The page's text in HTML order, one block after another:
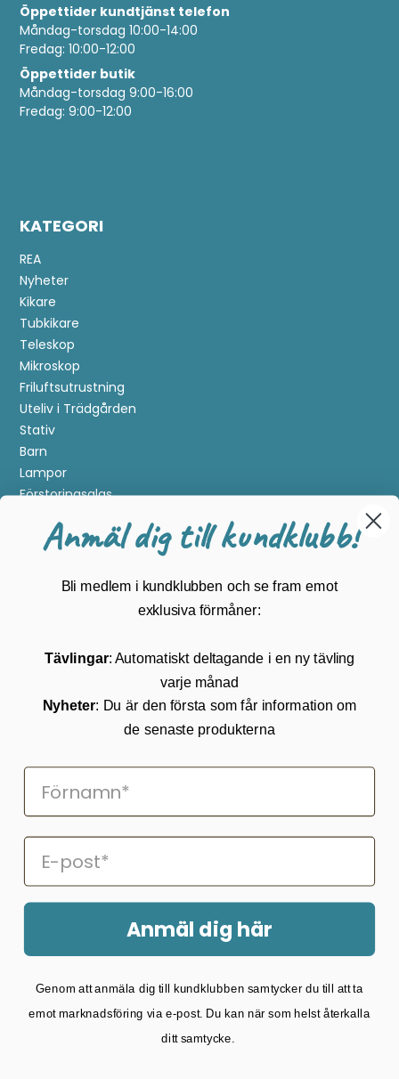
Öppettider kundtjänst telefon
Måndag-torsdag 10:00-14:00
Fredag: 10:00-12:00
Öppettider butik
Måndag-torsdag 9:00-16:00
Fredag: 9:00-12:00
KATEGORI
REA
Nyheter
Kikare
Tubkikare
Teleskop
Mikroskop
Friluftsutrustning
Uteliv i Trädgården
Stativ
Barn
Lampor
Förstoringsglas
Guider
Köpvillkor
Cookies
Prenumerera på vårt nyhetsbrev
Följ oss på Facebook
Organisationsnummer: DK43080725
Anmäl dig till kundklubb!
Bli medlem i kundklubben och se fram emot
exklusiva förmåner:
Tävlingar: Automatiskt deltagande i en ny tävling
varje månad
Nyheter: Du är den första som får information om
de senaste produkterna
Anmäl dig här
Genom att anmäla dig till kundklubben samtycker du till att ta
emot marknadsföring via e-post. Du kan när som helst återkalla
ditt samtycke.